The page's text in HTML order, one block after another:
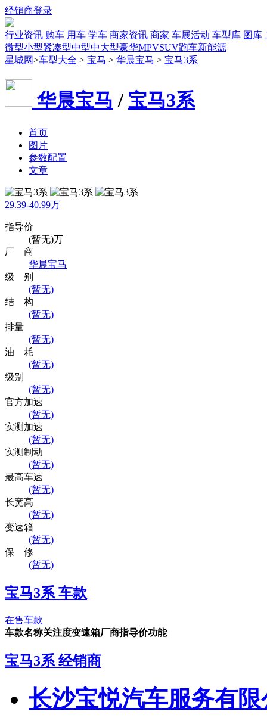
经销商登录
行业资讯 购车 用车 学车 商家资讯 商家 车展活动 车型库 图库
微型小型紧凑型中型中大型豪华MPVSUV跑车新能源
星城网>车型大全 > 宝马 > 华晨宝马 > 宝马3系
华晨宝马 / 宝马3系
首页
图片
参数配置
文章
29.39-40.99万
指导价
(暂无)万
厂 商
华晨宝马
级 别
(暂无)
结 构
(暂无)
排量
(暂无)
油 耗
(暂无)
级别
(暂无)
官方加速
(暂无)
实测加速
(暂无)
实测制动
(暂无)
最高车速
(暂无)
长宽高
(暂无)
变速箱
(暂无)
保 修
(暂无)
宝马3系 车款
在售车款
车款名称关注度变速箱厂商指导价功能
宝马3系 经销商
长沙宝悦汽车服务有限